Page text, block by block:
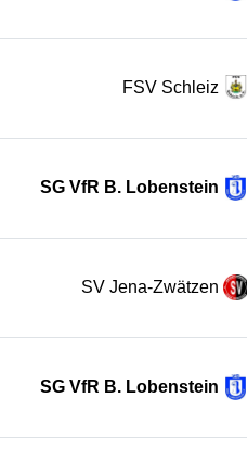
FSV Schleiz
SG VfR B. Lobenstein
SV Jena-Zwätzen
SG VfR B. Lobenstein